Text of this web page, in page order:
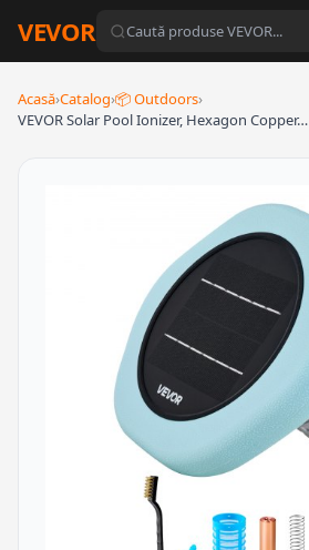
VEVOR
Acasă›Catalog›📦 Outdoors›
VEVOR Solar Pool Ionizer, Hexagon Copper…